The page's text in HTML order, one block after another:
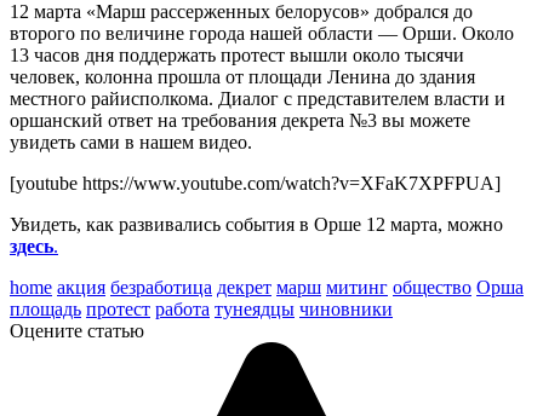
12 марта «Марш рассерженных белорусов» добрался до
второго по величине города нашей области — Орши. Около
13 часов дня поддержать протест вышли около тысячи
человек, колонна прошла от площади Ленина до здания
местного райисполкома. Диалог с представителем власти и
оршанский ответ на требования декрета №3 вы можете
увидеть сами в нашем видео.
[youtube https://www.youtube.com/watch?v=XFaK7XPFPUA]
Увидеть, как развивались события в Орше 12 марта, можно
здесь.
home акция безработица декрет марш митинг общество Орша
площадь протест работа тунеядцы чиновники
Оцените статью